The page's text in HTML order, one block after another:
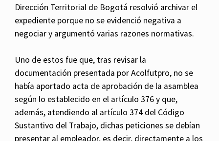
Dirección Territorial de Bogotá resolvió archivar el
expediente porque no se evidenció negativa a
negociar y argumentó varias razones normativas.
Uno de estos fue que, tras revisar la
documentación presentada por Acolfutpro, no se
había aportado acta de aprobación de la asamblea
según lo establecido en el artículo 376 y que,
además, atendiendo al artículo 374 del Código
Sustantivo del Trabajo, dichas peticiones se debían
presentar al empleador, es decir, directamente a los